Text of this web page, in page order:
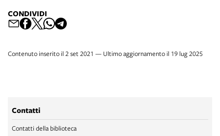
CONDIVIDI
Contenuto inserito il 2 set 2021 — Ultimo aggiornamento il 19 lug 2025
Contatti
Contatti della biblioteca